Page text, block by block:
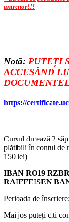
antrenor!!!
Notă: PUTEȚI
ACCESÂND
https://
Cursul durează 2
plătibili în contul de
150 lei)
IBAN RO19 RZBR
RAIFFEISEN
Perioada de
Mai jos puteți citi